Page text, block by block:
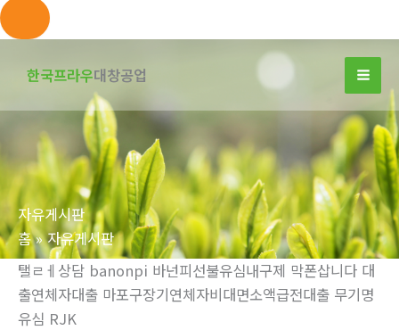
너
뛰
기
한국프라우대창공업
자유게시판
홈
자유게시판
탤ㄹㅔ상담 banonpi 바넌피선불유심내구제 막폰삽니다 대
출연체자대출 마포구장기연체자비대면소액급전대출 무기명
유심 RJK